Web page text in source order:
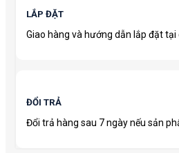
LẮP ĐẶT
Giao hàng và hướng dẫn lắp đặt tại
ĐỔI TRẢ
Đổi trả hàng sau 7 ngày nếu sản